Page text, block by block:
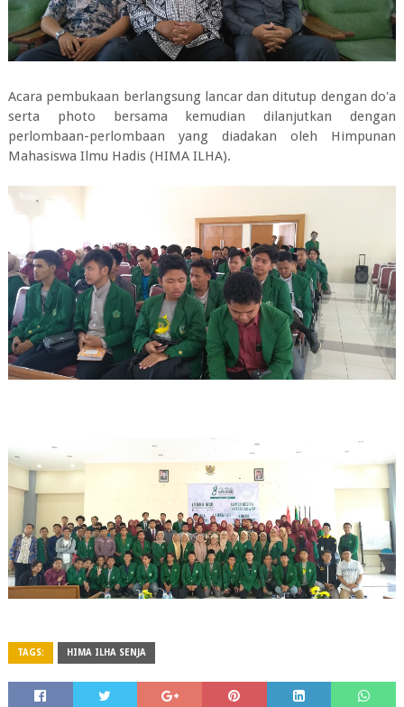
Acara pembukaan berlangsung lancar dan ditutup dengan do'a
serta photo bersama kemudian dilanjutkan dengan
perlombaan-perlombaan yang diadakan oleh Himpunan
Mahasiswa Ilmu Hadis (HIMA ILHA).
TAGS: HIMA ILHA SENJA